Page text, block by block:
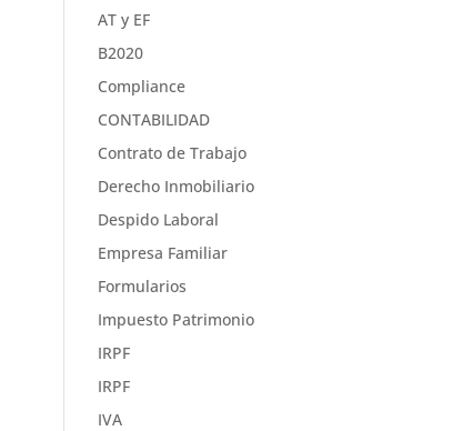
AT y EF
B2020
Compliance
CONTABILIDAD
Contrato de Trabajo
Derecho Inmobiliario
Despido Laboral
Empresa Familiar
Formularios
Impuesto Patrimonio
IRPF
IRPF
IVA